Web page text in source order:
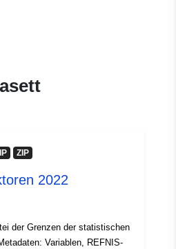
(STATBEL - Statistics Belgium)
https://statbel.fgov.be/
E-post:
mailto:statbel@economie.fgov.be
ZIP
2022
der Grenzen der statistischen